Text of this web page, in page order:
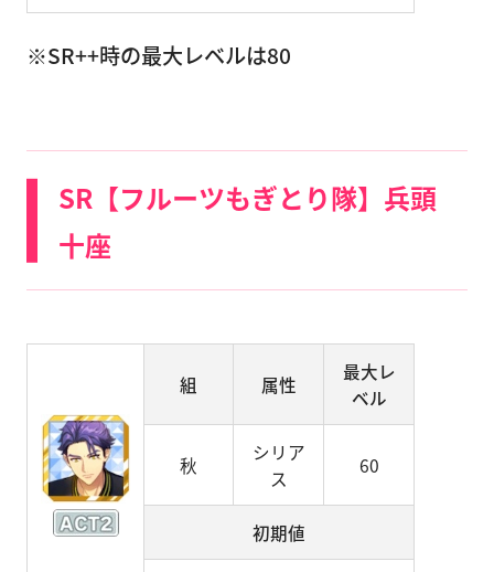
※SR++時の最大レベルは80
SR【フルーツもぎとり隊】兵頭
十座
組 属性
最大レ
ベル
秋
シリア
ス
60
初期値